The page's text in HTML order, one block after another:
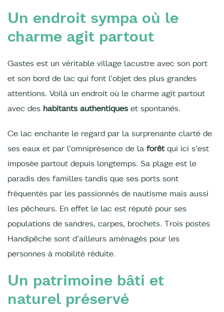
Un endroit sympa où le
charme agit partout
Gastes est un véritable village lacustre avec son port
et son bord de lac qui font l’objet des plus grandes
attentions. Voilà un endroit où le charme agit partout
avec des habitants authentiques et spontanés.
Ce lac enchante le regard par la surprenante clarté de
ses eaux et par l’omniprésence de la forêtqui ici s’est
imposée partout depuis longtemps. Sa plage est le
paradis des familles tandis que ses ports sont
fréquentés par les passionnés de nautisme mais aussi
les pêcheurs. En effet le lac est réputé pour ses
populations de sandres, carpes, brochets. Trois postes
Handipêche sont d’ailleurs aménagés pour les
personnes à mobilité réduite.
Un patrimoine bâti et
naturel préservé